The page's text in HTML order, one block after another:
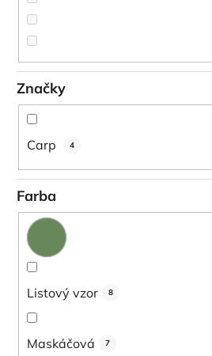
Značky
Carp 4
Farba
Listový vzor 8
Maskáčová 7